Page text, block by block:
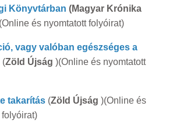
Könyvtárban (Magyar Krónika
(Online és nyomtatott folyóirat)
vagy valóban egészséges a
(Zöld Újság )(Online és nyomtatott
takarítás (Zöld Újság )(Online és
folyóirat)